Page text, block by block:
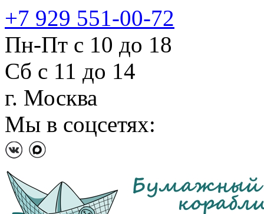
+7 929 551-00-72
Пн-Пт с 10 до 18
Сб с 11 до 14
г. Москва
Мы в соцсетях: